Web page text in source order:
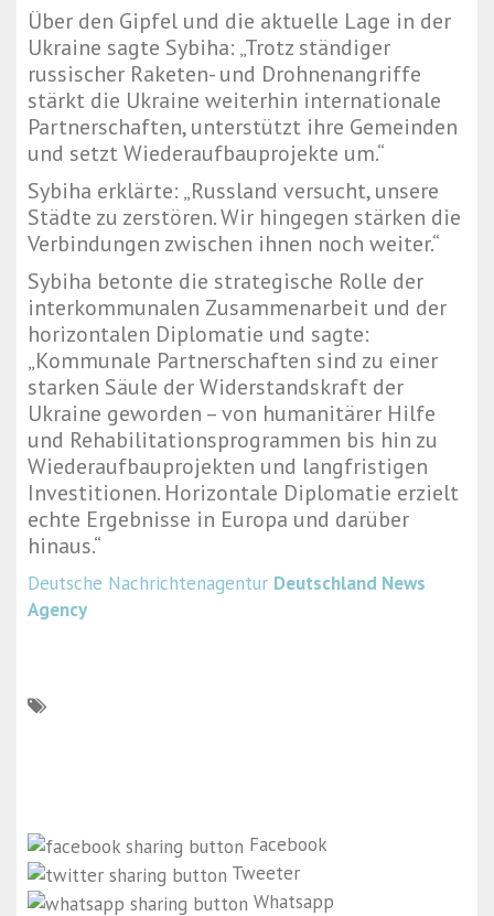
Über den Gipfel und die aktuelle Lage in der
Ukraine sagte Sybiha: „Trotz ständiger
russischer Raketen- und Drohnenangriffe
stärkt die Ukraine weiterhin internationale
Partnerschaften, unterstützt ihre Gemeinden
und setzt Wiederaufbauprojekte um.“
Sybiha erklärte: „Russland versucht, unsere
Städte zu zerstören. Wir hingegen stärken die
Verbindungen zwischen ihnen noch weiter.“
Sybiha betonte die strategische Rolle der
interkommunalen Zusammenarbeit und der
horizontalen Diplomatie und sagte:
„Kommunale Partnerschaften sind zu einer
starken Säule der Widerstandskraft der
Ukraine geworden – von humanitärer Hilfe
und Rehabilitationsprogrammen bis hin zu
Wiederaufbauprojekten und langfristigen
Investitionen. Horizontale Diplomatie erzielt
echte Ergebnisse in Europa und darüber
hinaus.“
Deutsche Nachrichtenagentur Deutschland News
Agency
Facebook
Tweeter
Whatsapp